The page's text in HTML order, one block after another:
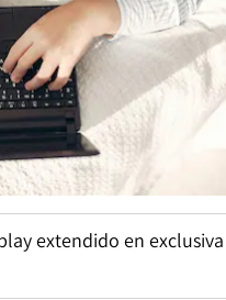
extendido en exclusiva